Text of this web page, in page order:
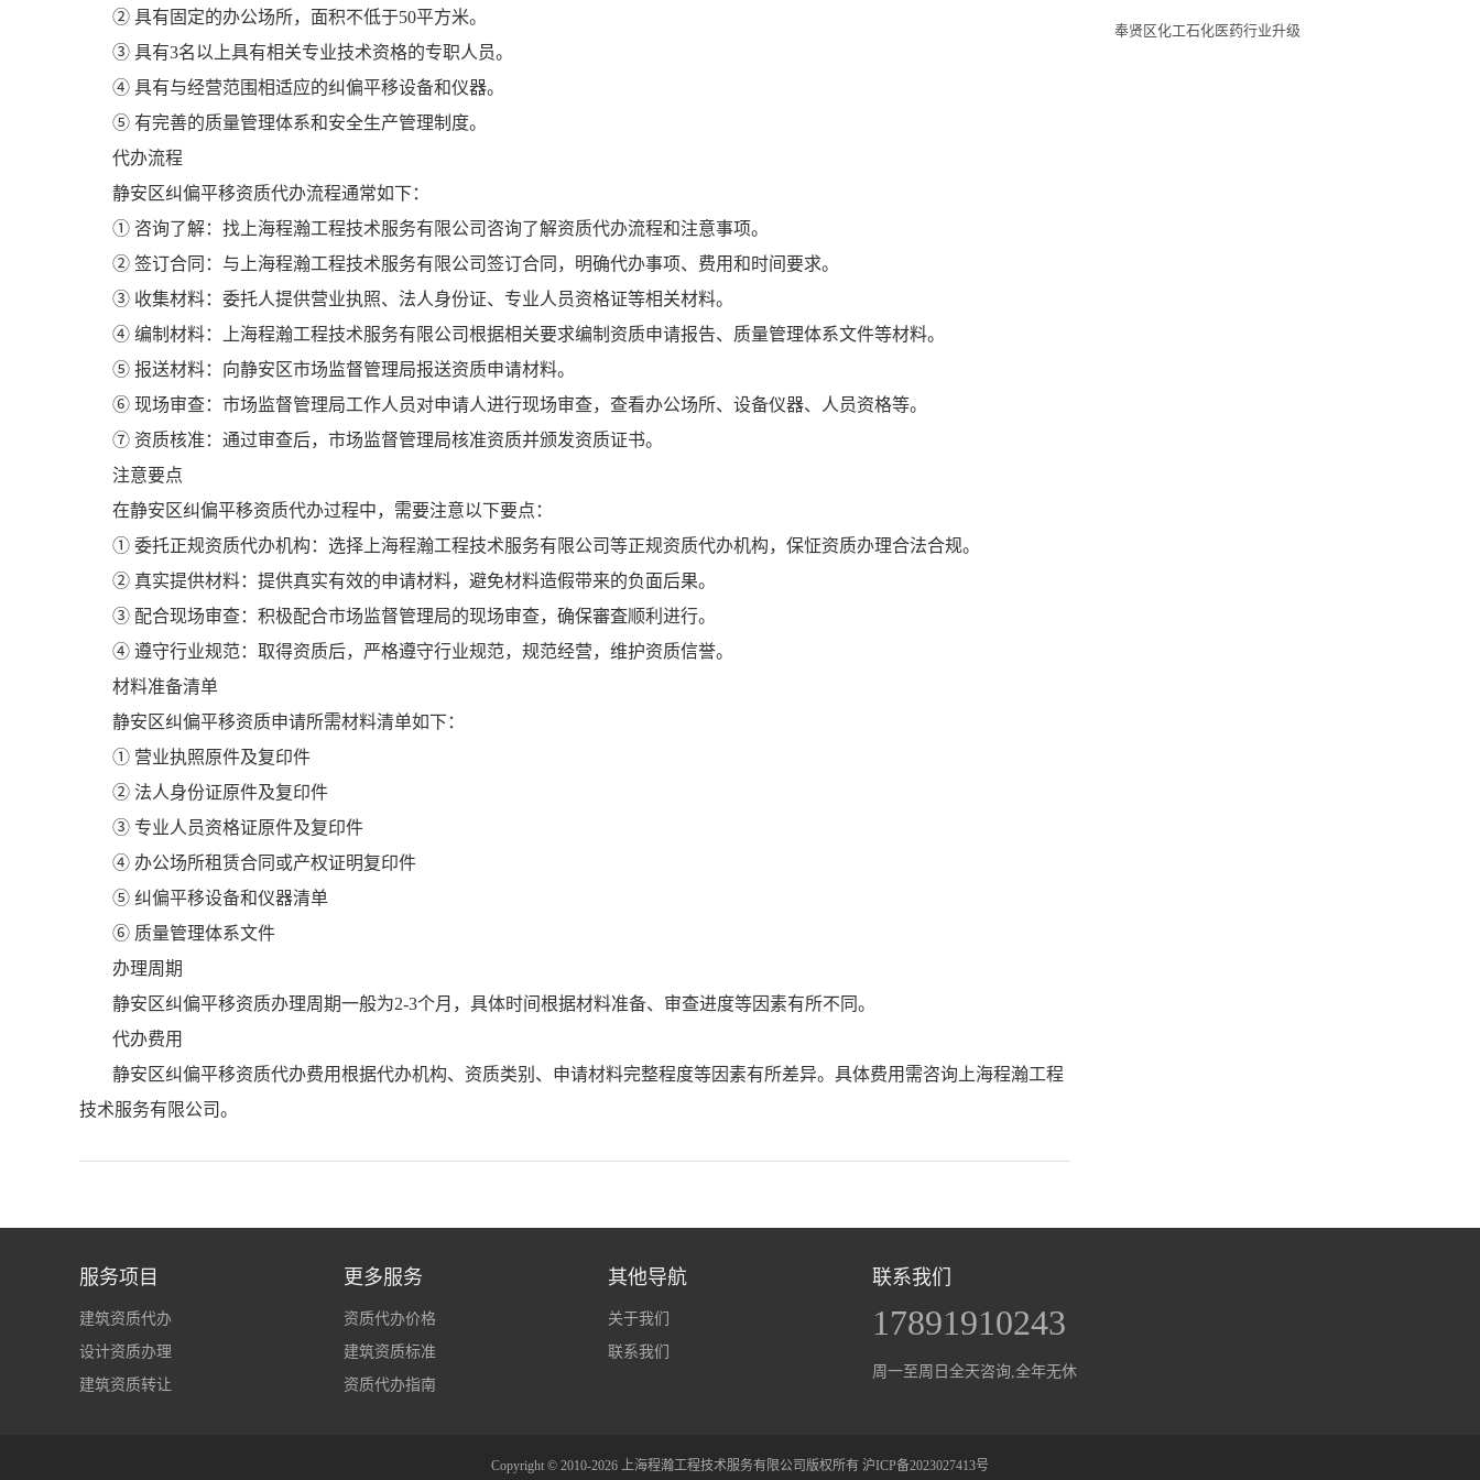
② 具有固定的办公场所，面积不低于50平方米。
③ 具有3名以上具有相关专业技术资格的专职人员。
④ 具有与经营范围相适应的纠偏平移设备和仪器。
⑤ 有完善的质量管理体系和安全生产管理制度。
代办流程
静安区纠偏平移资质代办流程通常如下：
① 咨询了解：找上海程瀚工程技术服务有限公司咨询了解资质代办流程和注意事项。
② 签订合同：与上海程瀚工程技术服务有限公司签订合同，明确代办事项、费用和时间要求。
③ 收集材料：委托人提供营业执照、法人身份证、专业人员资格证等相关材料。
④ 编制材料：上海程瀚工程技术服务有限公司根据相关要求编制资质申请报告、质量管理体系文件等材料。
⑤ 报送材料：向静安区市场监督管理局报送资质申请材料。
⑥ 现场审查：市场监督管理局工作人员对申请人进行现场审查，查看办公场所、设备仪器、人员资格等。
⑦ 资质核准：通过审查后，市场监督管理局核准资质并颁发资质证书。
注意要点
在静安区纠偏平移资质代办过程中，需要注意以下要点：
① 委托正规资质代办机构：选择上海程瀚工程技术服务有限公司等正规资质代办机构，保怔资质办理合法合规。
② 真实提供材料：提供真实有效的申请材料，避免材料造假带来的负面后果。
③ 配合现场审查：积极配合市场监督管理局的现场审查，确保審査顺利进行。
④ 遵守行业规范：取得资质后，严格遵守行业规范，规范经营，维护资质信誉。
材料准备清单
静安区纠偏平移资质申请所需材料清单如下：
① 营业执照原件及复印件
② 法人身份证原件及复印件
③ 专业人员资格证原件及复印件
④ 办公场所租赁合同或产权证明复印件
⑤ 纠偏平移设备和仪器清单
⑥ 质量管理体系文件
办理周期
静安区纠偏平移资质办理周期一般为2-3个月，具体时间根据材料准备、审查进度等因素有所不同。
代办费用
静安区纠偏平移资质代办费用根据代办机构、资质类别、申请材料完整程度等因素有所差异。具体费用需咨询上海程瀚工程
技术服务有限公司。
奉贤区化工石化医药行业升级
服务项目
建筑资质代办
设计资质办理
建筑资质转让
更多服务
资质代办价格
建筑资质标准
资质代办指南
其他导航
关于我们
联系我们
联系我们
17891910243
周一至周日全天咨询,全年无休
Copyright © 2010-2026 上海程瀚工程技术服务有限公司版权所有 沪ICP备2023027413号